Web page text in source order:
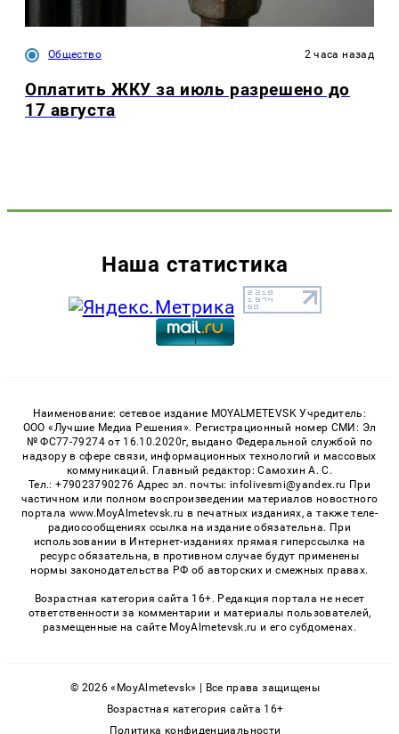
Общество 2 часа назад
Оплатить ЖКУ за июль разрешено до
17 августа
Наша статистика
Наименование: сетевое издание MOYALMETEVSK Учредитель:
ООО «Лучшие Медиа Решения». Регистрационный номер СМИ: Эл
№ ФС77-79274 от 16.10.2020г, выдано Федеральной службой по
надзору в сфере связи, информационных технологий и массовых
коммуникаций. Главный редактор: Самохин А. С.
Тел.: +79023790276 Адрес эл. почты: infolivesmi@yandex.ru При
частичном или полном воспроизведении материалов новостного
портала www.MoyAlmetevsk.ru в печатных изданиях, а также теле-
радиосообщениях ссылка на издание обязательна. При
использовании в Интернет-изданиях прямая гиперссылка на
ресурс обязательна, в противном случае будут применены
нормы законодательства РФ об авторских и смежных правах.
Возрастная категория сайта 16+. Редакция портала не несет
ответственности за комментарии и материалы пользователей,
размещенные на сайте MoyAlmetevsk.ru и его субдоменах.
© 2026 «MoyAlmetevsk» | Все права защищены
Возрастная категория сайта 16+
Политика конфиденциальности